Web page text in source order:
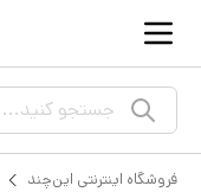
جستجو کنید...
فروشگاه اینترنتی این‌چند